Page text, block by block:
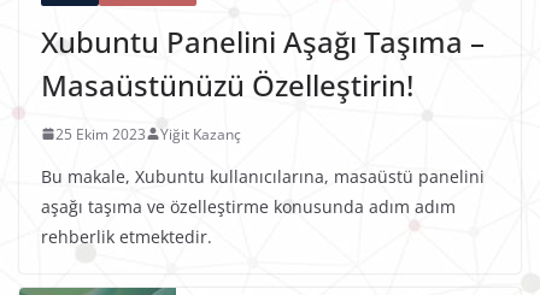
Xubuntu Panelini Aşağı Taşıma –
Masaüstünüzü Özelleştirin!
25 Ekim 2023 Yiğit Kazanç
Bu makale, Xubuntu kullanıcılarına, masaüstü panelini
aşağı taşıma ve özelleştirme konusunda adım adım
rehberlik etmektedir.